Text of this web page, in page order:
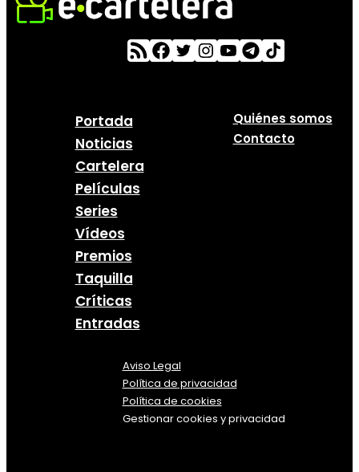
Portada
Noticias
Cartelera
Películas
Series
Vídeos
Premios
Taquilla
Críticas
Entradas
Quiénes somos
Contacto
Aviso Legal
Política de privacidad
Política de cookies
Gestionar cookies y privacidad